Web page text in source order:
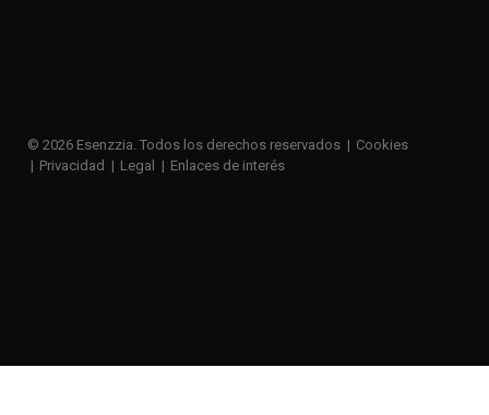
© 2026 Esenzzia. Todos los derechos reservados
Cookies
Privacidad
Legal Enlaces de interés